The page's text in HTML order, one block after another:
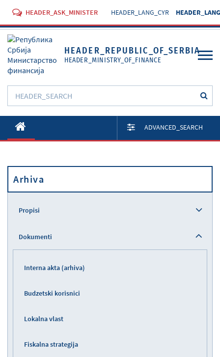
HEADER_ASK_MINISTER HEADER_LANG_CYR
HEADER_REPUBLIC_OF_SERBIA
HEADER_MINISTRY_OF_FINANCE
O Ministarstvu
Aktivnosti
Propisi
ADVANCED_SEARCH
Arhiva
Propisi
Dokumenti
Interna akta (arhiva)
Budzetski korisnici
Lokalna vlast
Fiskalna strategija